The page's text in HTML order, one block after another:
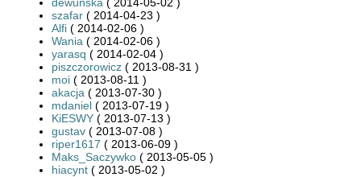
szafar ( 2014-04-23 )
Alfi ( 2014-02-06 )
Wania ( 2014-02-06 )
yarasq ( 2014-02-04 )
piszczorowicz ( 2013-08-31 )
moi ( 2013-08-11 )
akacja ( 2013-07-30 )
mdaniel ( 2013-07-19 )
KiESWY ( 2013-07-13 )
gustav ( 2013-07-08 )
riper1617 ( 2013-06-09 )
Maks_Saczywko ( 2013-05-05 )
hiacynt ( 2013-05-02 )